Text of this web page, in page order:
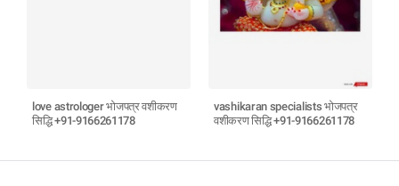
love astrologer भोजपत्र वशीकरण
सिद्धि +91-9166261178
vashikaran specialists भोजपत्र
वशीकरण सिद्धि +91-9166261178